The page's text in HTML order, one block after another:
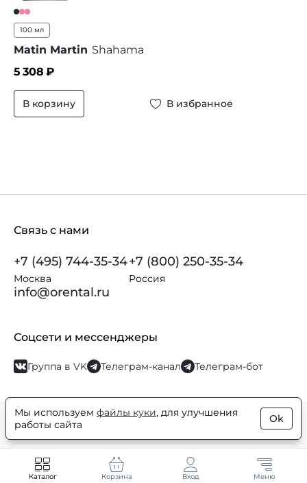
100 мл
Matin Martin Shahama
5 308 ₽
В корзину В избранное
Связь с нами
+7 (495) 744-35-34
Москва
+7 (800) 250-35-34
Россия
info@orental.ru
Соцсети и мессенджеры
Группа в VK Телеграм-канал Телеграм-бот
© Orental.ru 2007–2026Интернет-магазин парфюмерии и
косметики
Каталог Корзина Вход Меню
Мы используем файлы куки, для улучшения
работы сайта
Ok